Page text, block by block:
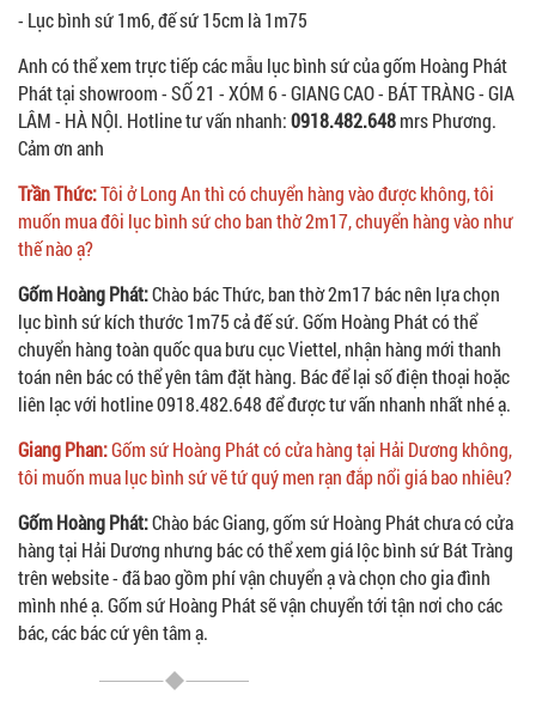
- Lục bình sứ 1m6, đế sứ 15cm là 1m75
Anh có thể xem trực tiếp các mẫu lục bình sứ của gốm Hoàng Phát
Phát tại showroom - SỐ 21 - XÓM 6 - GIANG CAO - BÁT TRÀNG - GIA
LÂM - HÀ NỘI. Hotline tư vấn nhanh:0918.482.648mrs Phương.
Cảm ơn anh
Trần Thức:Tôi ở Long An thì có chuyển hàng vào được không, tôi
muốn mua đôi lục bình sứ cho ban thờ 2m17, chuyển hàng vào như
thế nào ạ?
Gốm Hoàng Phát:Chào bác Thức, ban thờ 2m17 bác nên lựa chọn
lục bình sứ kích thước 1m75 cả đế sứ. Gốm Hoàng Phát có thể
chuyển hàng toàn quốc qua bưu cục Viettel, nhận hàng mới thanh
toán nên bác có thể yên tâm đặt hàng. Bác để lại số điện thoại hoặc
liên lạc với hotline 0918.482.648 để được tư vấn nhanh nhất nhé ạ.
Giang Phan:Gốm sứ Hoàng Phát có cửa hàng tại Hải Dương không,
tôi muốn mua lục bình sứ vẽ tứ quý men rạn đắp nổi giá bao nhiêu?
Gốm Hoàng Phát:Chào bác Giang, gốm sứ Hoàng Phát chưa có cửa
hàng tại Hải Dương nhưng bác có thể xem giá lộc bình sứ Bát Tràng
trên website - đã bao gồm phí vận chuyển ạ và chọn cho gia đình
mình nhé ạ. Gốm sứ Hoàng Phát sẽ vận chuyển tới tận nơi cho các
bác, các bác cứ yên tâm ạ.